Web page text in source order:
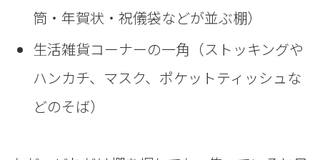
筒・年賀状・祝儀袋などが並ぶ棚）
生活雑貨コーナーの一角（ストッキングや
ハンカチ、マスク、ポケットティッシュな
どのそば）